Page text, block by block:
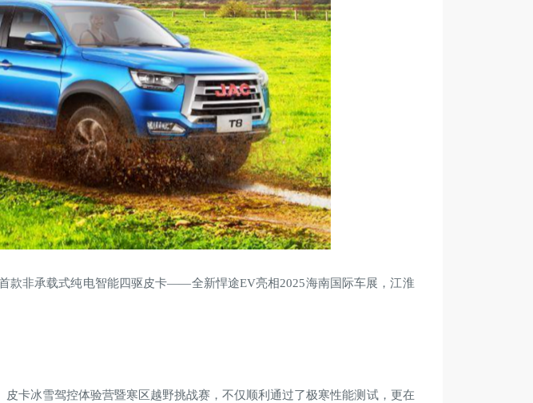
款非承载式纯电智能四驱皮卡——全新悍途EV亮相2025海南国际车展，江淮
卡冰雪驾控体验营暨寒区越野挑战赛，不仅顺利通过了极寒性能测试，更在